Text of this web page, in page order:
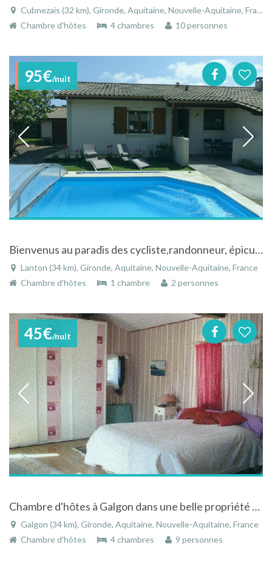
Cubnezais (32 km), Gironde, Aquitaine, Nouvelle-Aquitaine, France
Chambre d'hôtes
4 chambres 10 personnes
95€/nuit
Bienvenus au paradis des cycliste,randonneur, épicurien, amoureux de la Nature
Lanton (34 km), Gironde, Aquitaine, Nouvelle-Aquitaine, France
Chambre d'hôtes
1 chambre 2 personnes
45€/nuit
Chambre d'hôtes à Galgon dans une belle propriété avec piscine. Gironde, Aquitaine
Galgon (34 km), Gironde, Aquitaine, Nouvelle-Aquitaine, France
Chambre d'hôtes
4 chambres 9 personnes